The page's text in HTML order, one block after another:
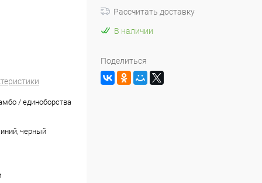
/ единоборства
черный
Рассчитать доставку
В наличии
Поделиться